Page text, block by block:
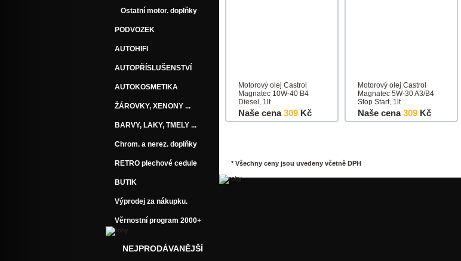
Motorový olej Castrol
Magnatec 10W-40 B4
Diesel, 1lt
Naše cena309 Kč
Motorový olej Castrol
Magnatec 5W-30 A3/B4
Stop Start, 1lt
Naše cena309 Kč
* Všechny ceny jsou uvedeny včetně DPH
Ostatní motor. doplňky
PODVOZEK
AUTOHIFI
AUTOPŘÍSLUŠENSTVÍ
AUTOKOSMETIKA
ŽÁROVKY, XENONY ...
BARVY, LAKY, TMELY ...
Chrom. a nerez. doplňky
RETRO plechové cedule
BUTIK
Výprodej za nákupku.
Věrnostní program 2000+
NEJPRODÁVANĚJŠÍ